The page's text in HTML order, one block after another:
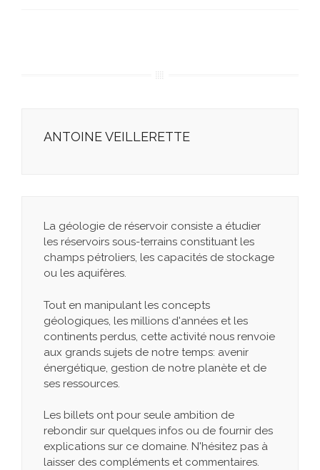
ANTOINE VEILLERETTE
La géologie de réservoir consiste a étudier
les réservoirs sous-terrains constituant les
champs pétroliers, les capacités de stockage
ou les aquifères.
Tout en manipulant les concepts
géologiques, les millions d'années et les
continents perdus, cette activité nous renvoie
aux grands sujets de notre temps: avenir
énergétique, gestion de notre planète et de
ses ressources.
Les billets ont pour seule ambition de
rebondir sur quelques infos ou de fournir des
explications sur ce domaine. N'hésitez pas à
laisser des compléments et commentaires.